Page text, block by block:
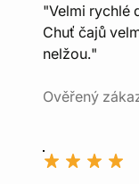
"Velmi rychlé
Chuť čajů
nelžou."
Ověřený